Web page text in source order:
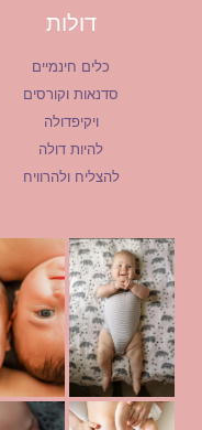
דולות
כלים חינמיים
סדנאות וקורסים
ויקיפדולה
להיות דולה
להצליח ולהרוויח